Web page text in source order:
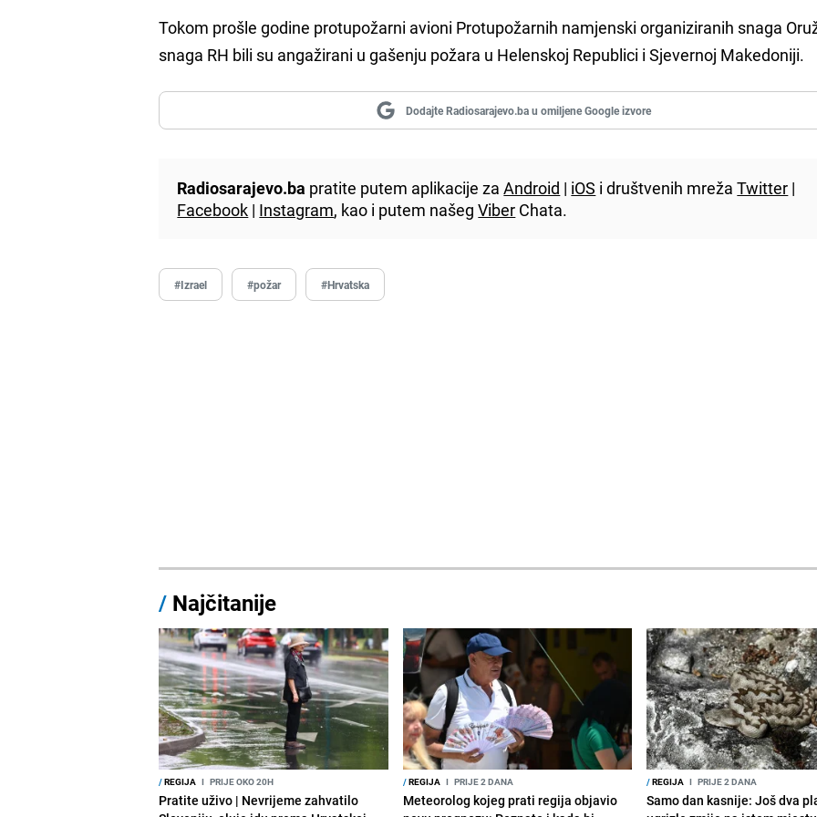
Tokom prošle godine protupožarni avioni Protupožarnih namjenski organiziranih snaga
snaga RH bili su angažirani u gašenju požara u Helenskoj Republici i Sjevernoj Makedoniji.
Dodajte Radiosarajevo.ba u omiljene Google izvore
Radiosarajevo.ba pratite putem aplikacije zaAndroid | iOS i društvenih mrežaTwitter |
Facebook | Instagram, kao i putem našegViber Chata.
#Izrael #požar #Hrvatska
/ Najčitanije
/REGIJA I PRIJE OKO 20H
Pratite uživo | Nevrijeme zahvatilo
/REGIJA I PRIJE 2 DANA
Meteorolog kojeg prati regija objavio
/REGIJA I PRIJE 2 DANA
Samo dan kasnije: Još dva